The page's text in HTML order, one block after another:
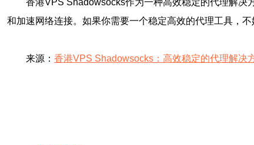
香港VPS Shadowsocks作为一种高效稳定的代理解决
和加速网络连接。如果你需要一个稳定高效的代理工具，
来源： 香港VPS Shadowsocks：高效稳定的代理解决